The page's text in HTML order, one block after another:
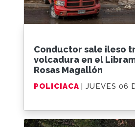
Conductor sale ileso
volcadura en el
Rosas Magallón
POLICIACA | JUEVES 06